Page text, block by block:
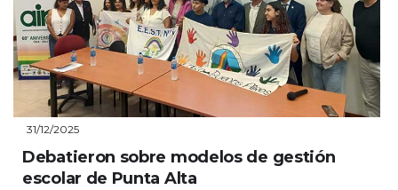
31/12/2025
Debatieron sobre modelos de gestión
escolar de Punta Alta